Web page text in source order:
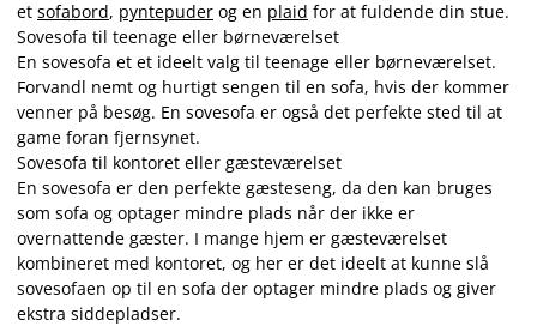
et sofabord, pyntepuder og en plaid for at fuldende din stue.
Sovesofa til teenage eller børneværelset
En sovesofa et et ideelt valg til teenage eller børneværelset.
Forvandl nemt og hurtigt sengen til en sofa, hvis der kommer
venner på besøg. En sovesofa er også det perfekte sted til at
game foran fjernsynet.
Sovesofa til kontoret eller gæsteværelset
En sovesofa er den perfekte gæsteseng, da den kan bruges
som sofa og optager mindre plads når der ikke er
overnattende gæster. I mange hjem er gæsteværelset
kombineret med kontoret, og her er det ideelt at kunne slå
sovesofaen op til en sofa der optager mindre plads og giver
ekstra siddepladser.